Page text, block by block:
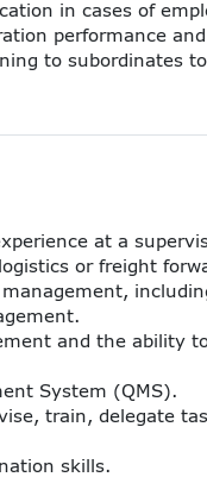
in cases of
performance
to subordinates
at a
or freight
and the ability
System (QMS).
train, delegate
skills.